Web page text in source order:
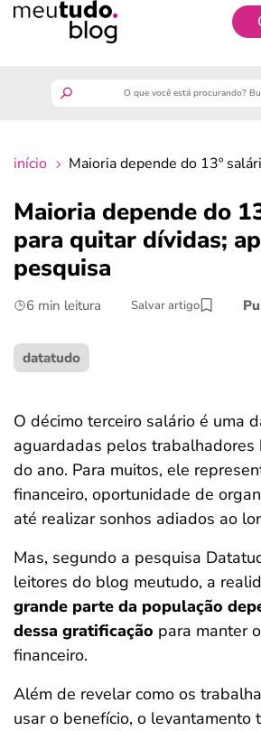
finanças
benefícios
últimas notícias
ferramentas
início Maioria depende do 13º
Maioria depende do
para quitar dívidas;
pesquisa
6 min leitura Salvar artigo
datatudo
O décimo terceiro salário é uma
aguardadas pelos trabalhadores
do ano. Para muitos, ele
financeiro, oportunidade de
até realizar sonhos adiados ao
Mas, segundo a pesquisa
leitores do blog meutudo, a
grande parte da população
dessa gratificação para manter
financeiro.
Além de revelar como os
usar o benefício, o levantamento